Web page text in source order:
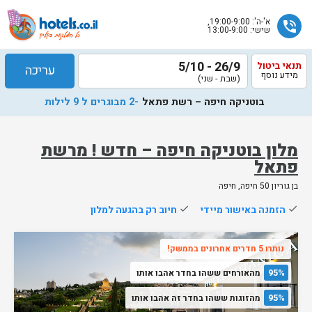
phone_in_talk א'-ה': 19:00-9:00,
שישי: 13:00-9:00
מלון בוטניקה חיפה – חדש ! מרשת
פתאל
בן גוריון 50 חיפה, חיפה
תנאי ביטול
מידע נוסף 26/9 - 5/10
(שבת - שני) עריכה
בוטניקה חיפה – רשת פתאל -2 מבוגרים ל 9 לילות
done הזמנה באישור מיידי done חיוב רק בהגעה למלון
95% מהאורחים ששהו בחדר אהבו אותו
95% מהזוגות ששהו בחדר זה אהבו אותו
נותרו 5 חדרים אחרונים בממשק!
שלח
נציג
יחזור
אליך
בשעות
הפעילות